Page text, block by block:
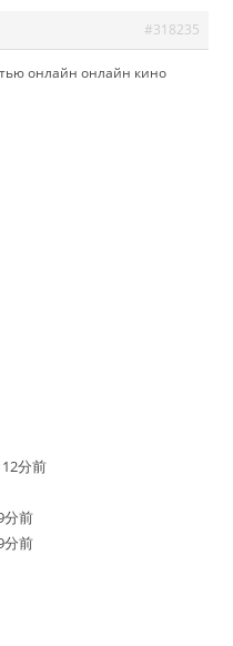
#318235
онлайнонлайн кино
12分前
分前
分前